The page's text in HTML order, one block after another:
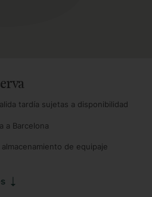
tardía sujetas a disponibilidad
a Barcelona
de equipaje